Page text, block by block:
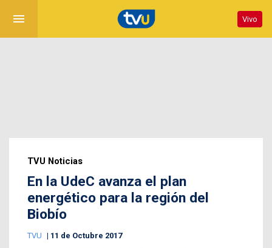
menu Vivo
TVU Noticias
En la UdeC avanza el plan
energético para la región del
Biobío
TVU 11 de Octubre 2017